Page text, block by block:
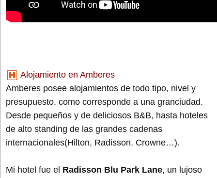
Alojamiento en Amberes
Amberes posee alojamientos de todo tipo, nivel y
presupuesto, como corresponde a una granciudad.
Desde pequeños y de deliciosos B&B, hasta hoteles
de alto standing de las grandes cadenas
internacionales(Hilton, Radisson, Crowne…).
Mi hotel fue el Radisson Blu Park Lane, un lujoso